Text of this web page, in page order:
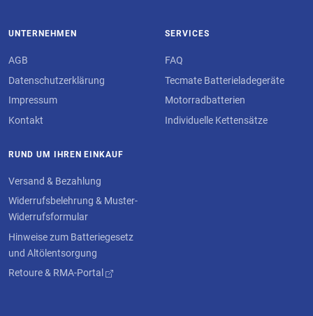
UNTERNEHMEN
AGB
Datenschutzerklärung
Impressum
Kontakt
SERVICES
FAQ
Tecmate Batterieladegeräte
Motorradbatterien
Individuelle Kettensätze
RUND UM IHREN EINKAUF
Versand & Bezahlung
Widerrufsbelehrung & Muster-
Widerrufsformular
Hinweise zum Batteriegesetz
und Altölentsorgung
Retoure & RMA-Portal